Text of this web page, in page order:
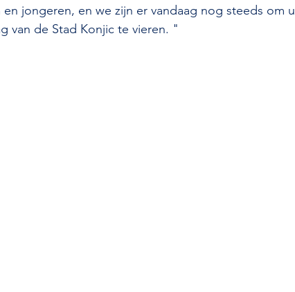
jongeren, en we zijn er vandaag nog steeds om u
van de Stad Konjic te vieren. "